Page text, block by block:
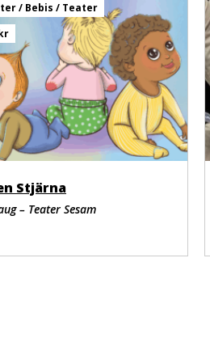
/ Bebis / Teater
Stjärna
– Teater Sesam